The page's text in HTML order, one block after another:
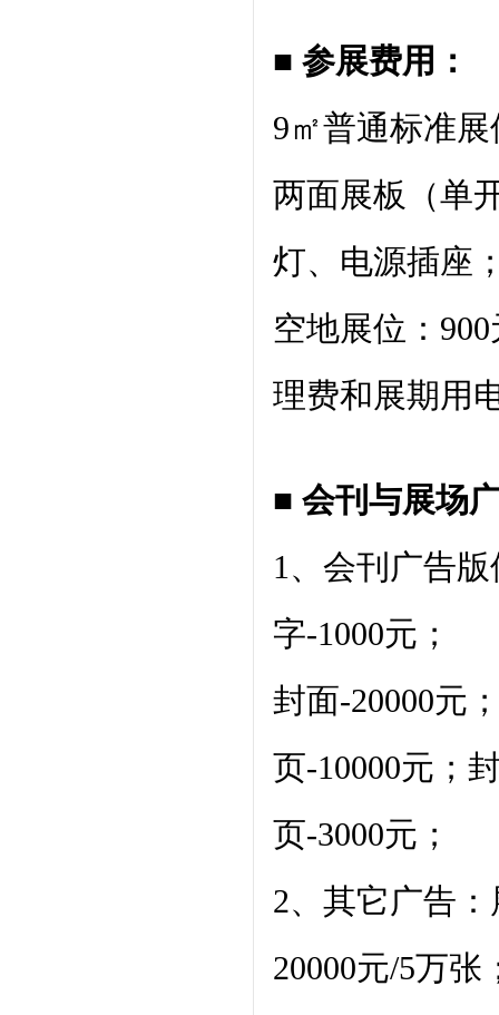
■ 参展费用：
9㎡普通标准
两面展板（单
灯、电源插座
空地展位：
理费和展期用
■ 会刊与展场
1、会刊广告
字-1000元；
封面-20000元
页-10000元；
页-3000元；
2、其它广告
20000元/5万张